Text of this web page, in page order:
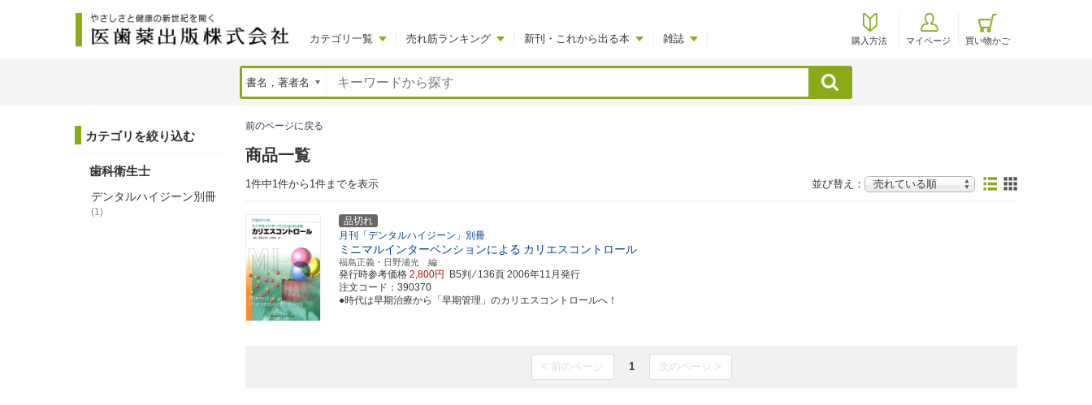
カテゴリ一覧 売れ筋ランキング 新刊・これから出る本 雑誌 購入方法 マイページ 買い物かご
検索
前のページに戻る
商品一覧
1件中1件から1件までを表示 並び替え：
品切れ
月刊「デンタルハイジーン」別冊
ミニマルインターベンションによる カリエスコントロール
福島正義・日野浦光 編
発行時参考価格 2,800円 B5判 ⁄ 136頁 2006年11月発行
注文コード：390370
●時代は早期治療から「早期管理」のカリエスコントロールへ！
< 前のページ 1 次のページ >
カテゴリを絞り込む
歯科衛生士
デンタルハイジーン別冊
(1)